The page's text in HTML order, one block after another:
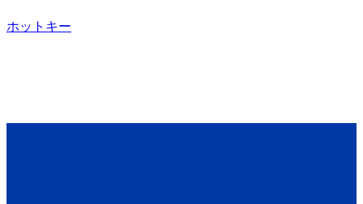
ホットキー